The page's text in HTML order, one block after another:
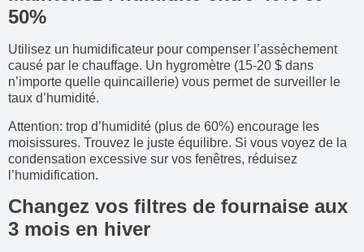
50%
Utilisez un humidificateur pour compenser l’assèchement
causé par le chauffage. Un hygromètre (15-20 $ dans
n’importe quelle quincaillerie) vous permet de surveiller le
taux d’humidité.
Attention: trop d’humidité (plus de 60%) encourage les
moisissures. Trouvez le juste équilibre. Si vous voyez de la
condensation excessive sur vos fenêtres, réduisez
l’humidification.
Changez vos filtres de fournaise aux
3 mois en hiver